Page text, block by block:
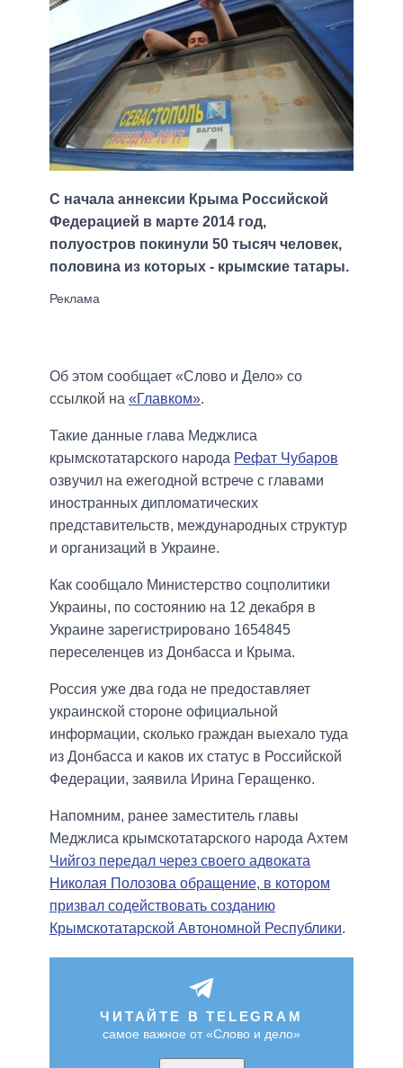
С начала аннексии Крыма Российской
Федерацией в марте 2014 год,
полуостров покинули 50 тысяч человек,
половина из которых - крымские татары.
Об этом сообщает «Слово и Дело» со
ссылкой на «Главком».
Такие данные глава Меджлиса
крымскотатарского народа Рефат Чубаров
озвучил на ежегодной встрече с главами
иностранных дипломатических
представительств, международных структур
и организаций в Украине.
Как сообщало Министерство соцполитики
Украины, по состоянию на 12 декабря в
Украине зарегистрировано 1654845
переселенцев из Донбасса и Крыма.
Россия уже два года не предоставляет
украинской стороне официальной
информации, сколько граждан выехало туда
из Донбасса и каков их статус в Российской
Федерации, заявила Ирина Геращенко.
Напомним, ранее заместитель главы
Меджлиса крымскотатарского народа Ахтем
Чийгоз передал через своего адвоката
Николая Полозова обращение, в котором
призвал содействовать созданию
Крымскотатарской Автономной Республики.
ЧИТАЙТЕ В TELEGRAM
самое важное от «Слово и дело»